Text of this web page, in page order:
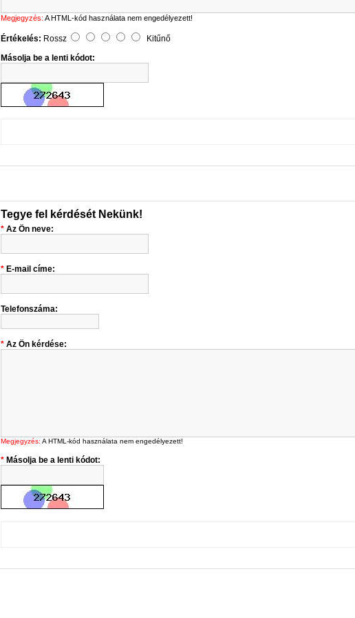
Megjegyzés: A HTML-kód használata nem engedélyezett!
Értékelés: Rossz
Kitűnő
Másolja be a lenti kódot:
Tegye fel kérdését Nekünk!
Az Ön neve:
E-mail címe:
Telefonszáma:
Az Ön kérdése:
Megjegyzés: A HTML-kód használata nem engedélyezett!
Másolja be a lenti kódot: